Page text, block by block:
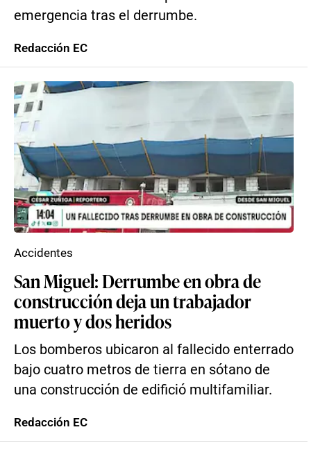
emergencia tras el derrumbe.
Redacción EC
San Miguel: Derrumbe en obra de
construcción deja un trabajador
muerto y dos heridos
Los bomberos ubicaron al fallecido enterrado
bajo cuatro metros de tierra en sótano de
una construcción de edifició multifamiliar.
Accidentes
Redacción EC